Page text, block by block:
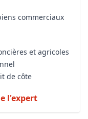
commerciaux
et agricoles
de côte
l'expert